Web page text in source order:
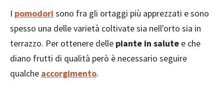
I pomodori sono fra gli ortaggi più apprezzati e sono
spesso una delle varietà coltivate sia nell'orto sia in
terrazzo. Per ottenere delle piante in salute e che
diano frutti di qualità però è necessario seguire
qualche accorgimento.